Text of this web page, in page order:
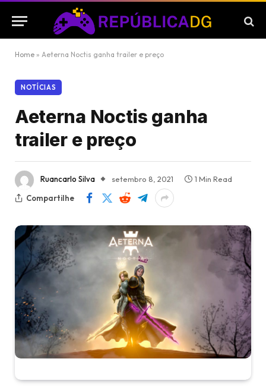
Home » Aeterna Noctis ganha trailer e preço
NOTÍCIAS
Aeterna Noctis ganha
trailer e preço
Ruancarlo Silva setembro 8, 2021
1 Min Read
Compartilhe